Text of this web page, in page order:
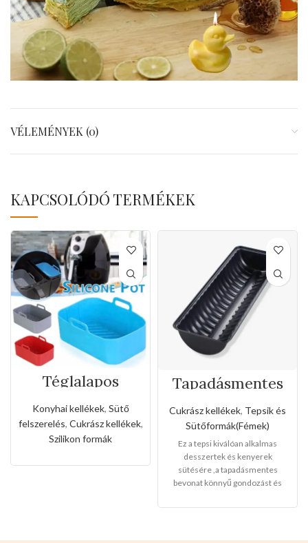
VÉLEMÉNYEK (0)
KAPCSOLÓDÓ TERMÉKEK
Téglalapos
szilikon forma
forró levegős
sütőhöz
Konyhai kellékek, Sütő
felszerelés, Cukrász kellékek,
Szilikon formák
Tapadásmentes
forma(Nagy
méret)
Cukrász kellékek, Tepsik és
Sütőformák(Fémek)
Ez a tepsi kiválóan alkalmas
desszertek és kenyerek
sütésére ,a tapadásmentes
bevonat könnyű gondozást és
könnyen levehet,ez megkönnyíti